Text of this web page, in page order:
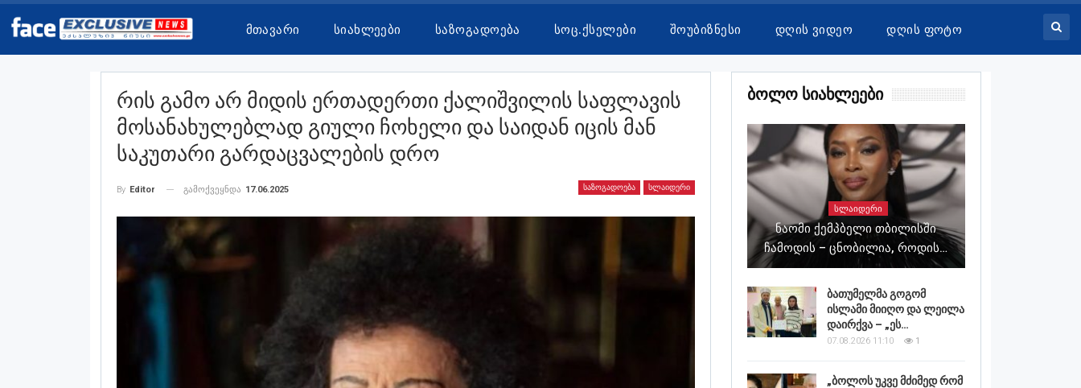
Მთავარი Სიახლეები Საზოგადოება Სოც.ქსელები Შოუბიზნესი Დღის Ვიდეო Დღის Ფოტო
Რის Გამო Არ Მიდის Ერთადერთი Ქალიშვილის Საფლავის
Მოსანახულებლად Გიული Ჩოხელი Და Საიდან Იცის Მან
Საკუთარი Გარდაცვალების Დრო
ᲡᲐᲖᲝᲒᲐᲓᲝᲔᲑᲐ ᲡᲚᲐᲘᲓᲔᲠᲘ
By Editor გამოქვეყნდა 17.06.2025
Ბოლო Სიახლეები
ᲡᲚᲐᲘᲓᲔᲠᲘ
Ნაომი Ქემპბელი Თბილისში
Ჩამოდის – Ცნობილია, Როდის…
ბათუმელმა გოგომ
ისლამი მიიღო და ლეილა
დაირქვა – „ეს…
07.08.2026 11:10 1
„ბოლოს უკვე მძიმედ რომ